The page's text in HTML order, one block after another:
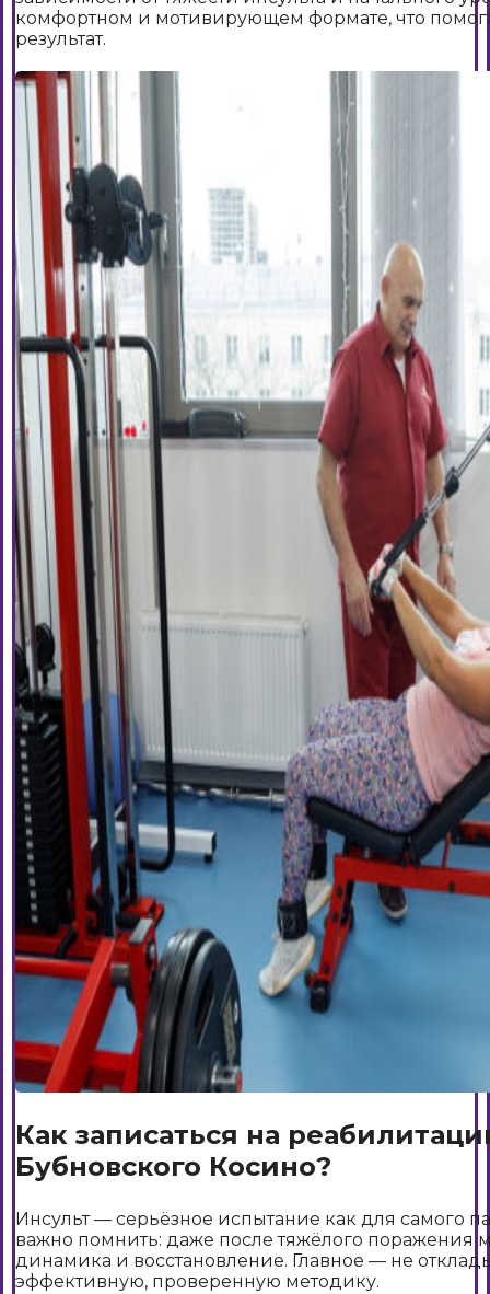
комфортном и мотивирующем формате, что
результат.
Как записаться на
Бубновского Косино?
Инсульт — серьёзное испытание как для самого
важно помнить: даже после тяжёлого поражения
динамика и восстановление. Главное — не
эффективную, проверенную методику.